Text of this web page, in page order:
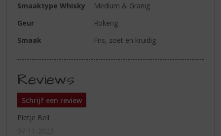
Smaaktype Whisky
Medium & Granig
Geur
Rokerig
Smaak
Fris, zoet en kruidig
Reviews
Schrijf een review
Pietje Bell
07-11-2023